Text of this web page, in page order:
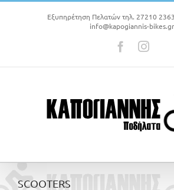
Μετάβαση
Εξυπηρέτηση Πελατών τηλ. 27210
info@kapogiannis-bikes.gr
Facebook
SCOOTERS